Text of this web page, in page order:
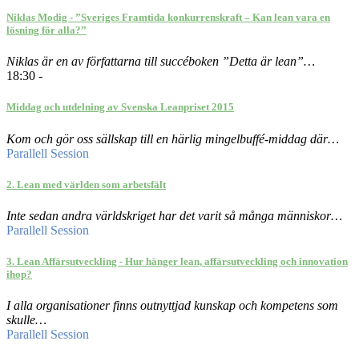
Niklas Modig - ”Sveriges Framtida konkurrenskraft – Kan lean vara en
lösning för alla?”
Niklas är en av författarna till succéboken ”Detta är lean”…
18:30 -
Middag och utdelning av Svenska Leanpriset 2015
Kom och gör oss sällskap till en härlig mingelbuffé-middag där…
Parallell Session
2. Lean med världen som arbetsfält
Inte sedan andra världskriget har det varit så många människor…
Parallell Session
3. Lean Affärsutveckling - Hur hänger lean, affärsutveckling och innovation
ihop?
I alla organisationer finns outnyttjad kunskap och kompetens som
skulle…
Parallell Session